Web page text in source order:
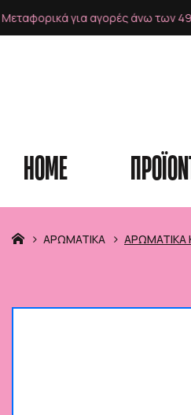
των 49€ Super
HOME
Προϊόντα
ΑΡΩΜΑΤΙΚΑ ΑΡΩΜΑΤΙΚΑ